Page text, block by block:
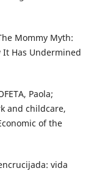
Mommy Myth:
Has Undermined
Paola;
and childcare,
of the
vida